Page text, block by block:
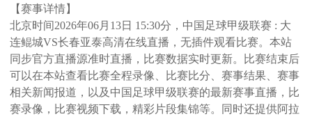
【赛事详情】
北京时间2026年06月13日 15:30分，中国足球甲级联赛 : 大
连鲲城VS长春亚泰高清在线直播，无插件观看比赛。本站
同步官方直播源准时直播，比赛数据实时更新。比赛结束后
可以在本站查看比赛全程录像、比赛比分、赛事结果、赛事
相关新闻报道，以及中国足球甲级联赛的最新赛事直播，比
赛录像，比赛视频下载，精彩片段集锦等。同时还提供阿拉